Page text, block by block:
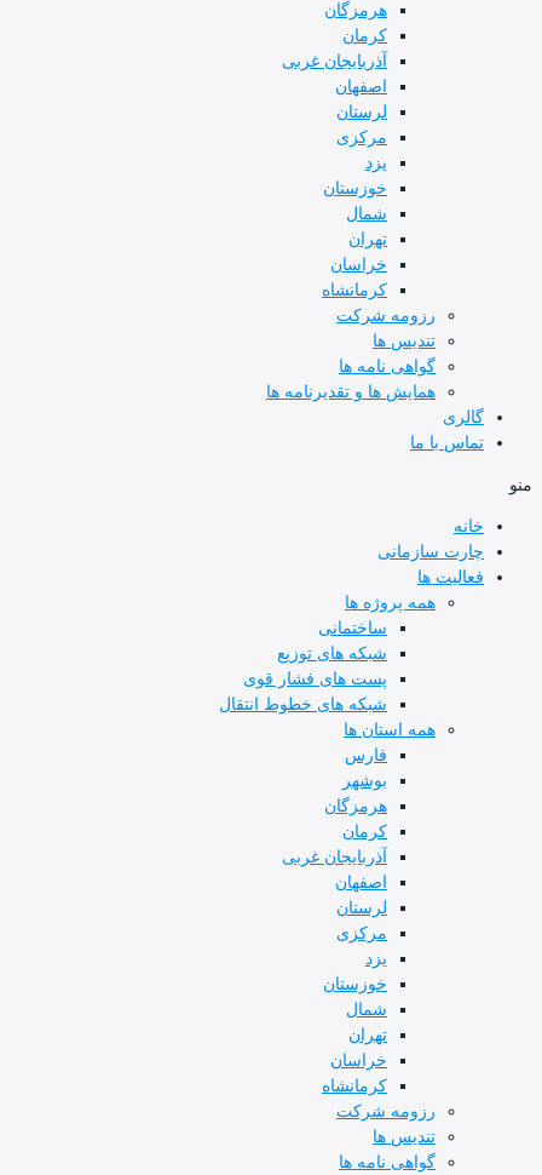
هرمزگان
کرمان
آذربایجان غربی
اصفهان
لرستان
مرکزی
یزد
خوزستان
شمال
تهران
خراسان
کرمانشاه
رزومه شرکت
تندیس ها
گواهی نامه ها
همایش ها و تقدیرنامه ها
گالری
تماس با ما
منو
خانه
چارت سازمانی
فعالیت ها
همه پروژه ها
ساختمانی
شبکه های توزیع
پست های فشار قوی
شبکه های خطوط انتقال
همه استان ها
فارس
بوشهر
هرمزگان
کرمان
آذربایجان غربی
اصفهان
لرستان
مرکزی
یزد
خوزستان
شمال
تهران
خراسان
کرمانشاه
رزومه شرکت
تندیس ها
گواهی نامه ها